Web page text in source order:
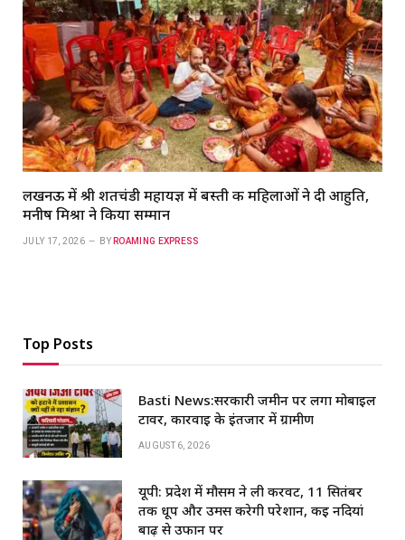
लखनऊ में श्री शतचंडी महायज्ञ में बस्ती की महिलाओं ने दी आहुति,
मनीष मिश्रा ने किया सम्मान
JULY 17, 2026 BY ROAMING EXPRESS
Top Posts
Basti News:सरकारी जमीन पर लगा मोबाइल
टावर, कार्रवाई के इंतजार में ग्रामीण
AUGUST 6, 2026
यूपी: प्रदेश में मौसम ने ली करवट, 11 सितंबर
तक धूप और उमस करेगी परेशान, कई नदियां
बाढ़ से उफान पर